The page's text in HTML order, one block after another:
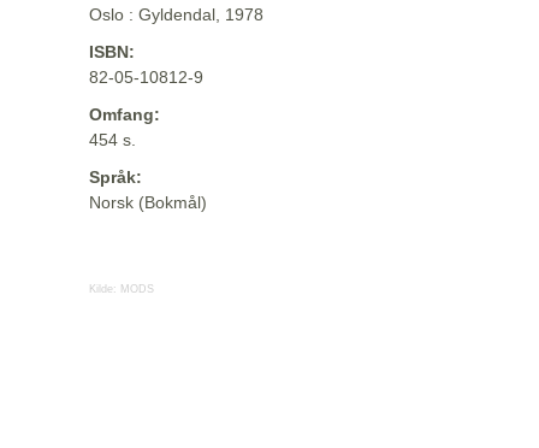
Oslo : Gyldendal, 1978
ISBN:
82-05-10812-9
Omfang:
454 s.
Språk:
Norsk (Bokmål)
Kilde: MODS